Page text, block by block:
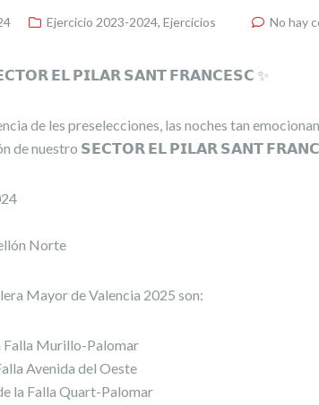
Ejercicio 2023-2024, Ejercicios No hay
𝗦𝗘𝗖𝗧𝗢𝗥 𝗘𝗟 𝗣𝗜𝗟𝗔𝗥 𝗦𝗔𝗡𝗧 𝗙𝗥𝗔𝗡𝗖𝗘𝗦𝗖 ✨
de les preselecciones, las noches tan
de nuestro 𝗦𝗘𝗖𝗧𝗢𝗥 𝗘𝗟 𝗣𝗜𝗟𝗔𝗥 𝗦𝗔𝗡𝗧
Norte
Mayor de Valencia 2025 son:
Falla Murillo-Palomar
Avenida del Oeste
la Falla Quart-Palomar